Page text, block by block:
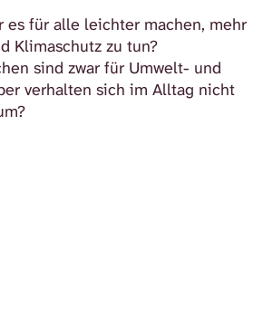
es für alle leichter machen, mehr
Klimaschutz zu tun?
sind zwar für Umwelt- und
verhalten sich im Alltag nicht